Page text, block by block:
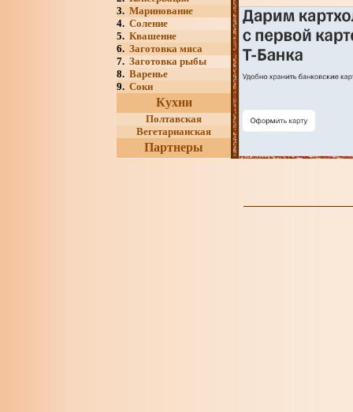
3. Маринование
4. Соление
5. Квашение
6. Заготовка мяса
7. Заготовка рыбы
8. Варенье
9. Соки
Кухни
Полтавская
Вегетарианская
Партнеры